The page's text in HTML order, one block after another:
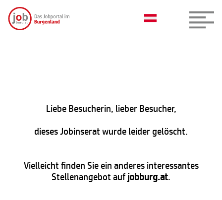
Liebe Besucherin, lieber Besucher,
dieses Jobinserat wurde leider gelöscht.
Vielleicht finden Sie ein anderes interessantes
Stellenangebot aufjobburg.at.